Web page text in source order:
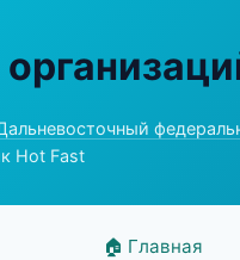
Hot Fast
🏠 Главная